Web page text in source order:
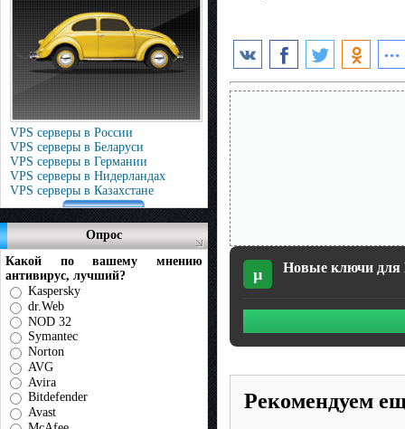
VPS серверы в России
VPS серверы в Беларуси
VPS серверы в Германии
VPS серверы в Нидерландах
VPS серверы в Казахстане
Опрос
Какой по вашему мнению
антивирус, лучший?
Kaspersky
dr.Web
NOD 32
Symantec
Norton
AVG
Avira
Bitdefender
Avast
µ Новые ключи для
Рекомендуем